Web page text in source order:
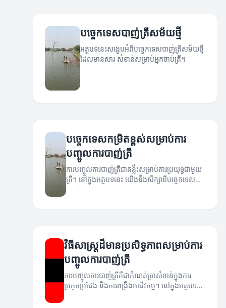
បច្ចេកទេសបាញ់ត្រីសម័យថ្មី
អត្ថបទនេះសង្ខេបអំពីបច្ចេកទេសបាញ់ត្រីសម័យថ្មី
ដែលមានសារៈសំខាន់សម្រាប់អ្នកចាប់ត្រី។
បច្ចេកទេសកម្រិតខ្ពស់សម្រាប់ការ
បញ្ចូលការបាញ់ត្រី
ការបញ្ចូលការបាញ់ត្រីជាគន្លឹះសម្រាប់ការប្រយុទ្ធជាមួយ
ត្រី។ នៅក្នុងអត្ថបទនេះ យើងនឹងសិក្សាពីបច្ចេកទេស
វិធីសាស្ត្រដ៏មានប្រសិទ្ធភាពសម្រាប់ការ
បញ្ចូលការបាញ់ត្រី
ការបញ្ចូលការបាញ់ត្រីគឺជាកំណត់ត្រាសំខាន់ក្នុងការ
ប្រកួតប្រជែង និងការពង្រឹងអាជីវកម្ម។ នៅក្នុងអត្ថបទ